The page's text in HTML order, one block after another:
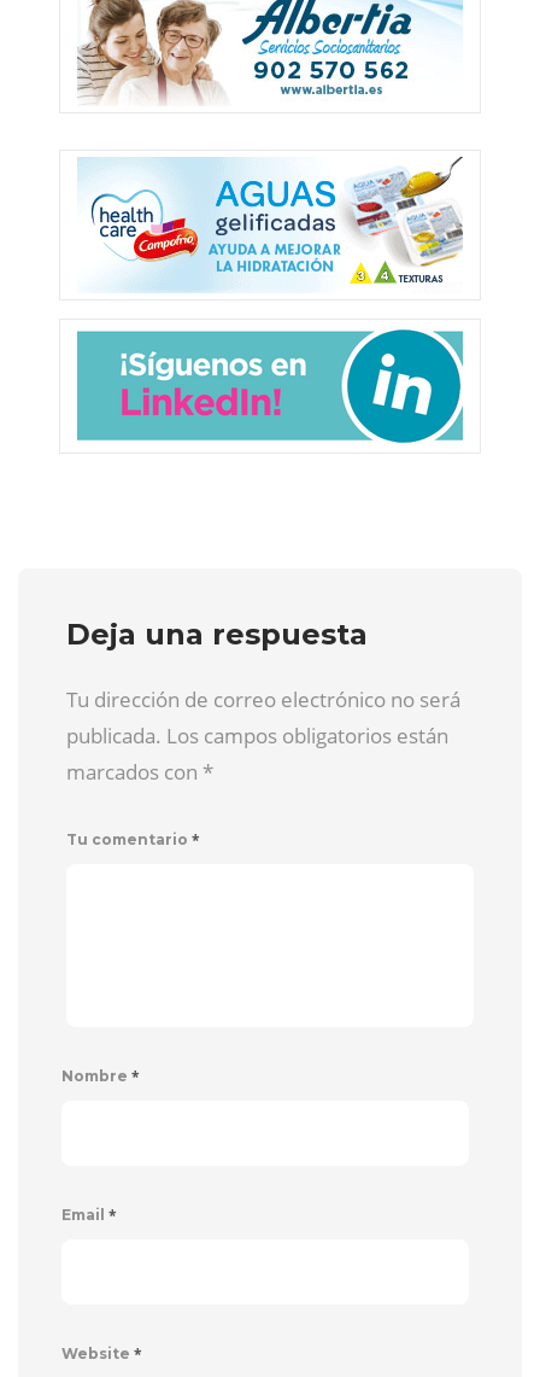
Deja una respuesta
Tu dirección de correo electrónico no será
publicada. Los campos obligatorios están
marcados con *
Tu comentario *
Nombre *
Email *
Website *